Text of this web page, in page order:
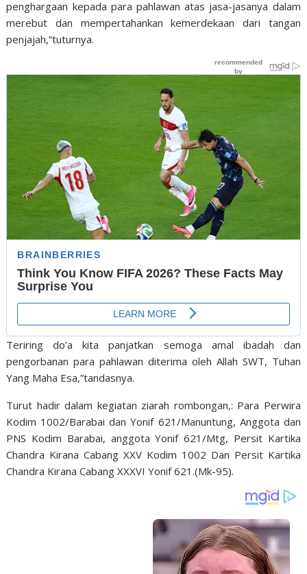
penghargaan kepada para pahlawan atas jasa-jasanya dalam
merebut dan mempertahankan kemerdekaan dari tangan
penjajah,”tuturnya.
Teriring do’a kita panjatkan semoga amal ibadah dan
pengorbanan para pahlawan diterima oleh Allah SWT, Tuhan
Yang Maha Esa,”tandasnya.
Turut hadir dalam kegiatan ziarah rombongan,: Para Perwira
Kodim 1002/Barabai dan Yonif 621/Manuntung, Anggota dan
PNS Kodim Barabai, anggota Yonif 621/Mtg, Persit Kartika
Chandra Kirana Cabang XXV Kodim 1002 Dan Persit Kartika
Chandra Kirana Cabang XXXVI Yonif 621.(Mk-95).